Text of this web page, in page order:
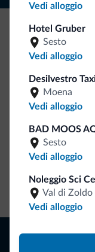
Vedi alloggio
Hotel Gruber
Sesto
Vedi alloggio
Desilvestro
Moena
Vedi alloggio
BAD MOOS
Sesto
Vedi alloggio
Noleggio Sci
Val di Zoldo
Vedi alloggio
Be Original,
Ce l'avete chiesto
Dolomiti.it!